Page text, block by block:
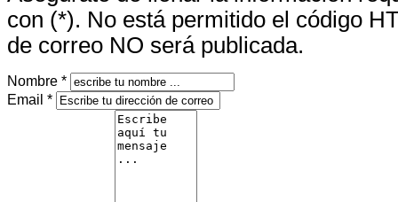
con (*). No está permitido el código
de correo NO será publicada.
Nombre *
Email *